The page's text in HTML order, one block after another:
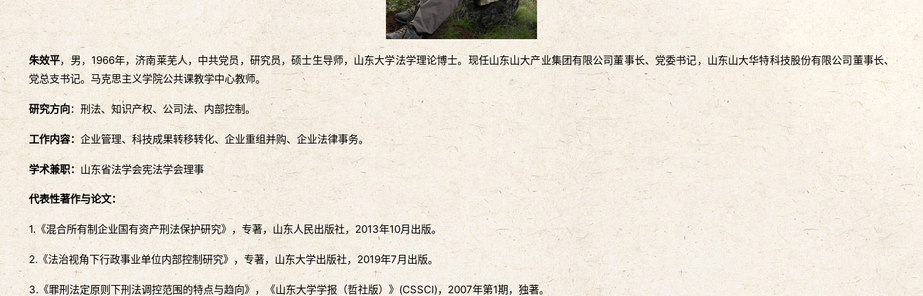
朱效平，男，1966年，济南莱芜人，中共党员，研究员，硕士生导师，山东大学法学理论博士。现任山东山大产业集团有限公司董事长、党委书记，山东山大华特科技股份有限公司董事长、
党总支书记。马克思主义学院公共课教学中心教师。
研究方向：刑法、知识产权、公司法、内部控制。
工作内容： 企业管理、科技成果转移转化、企业重组并购、企业法律事务。
学术兼职： 山东省法学会宪法学会理事
代表性著作与论文：
1.《混合所有制企业国有资产刑法保护研究》，专著，山东人民出版社，2013年10月出版。
2.《法治视角下行政事业单位内部控制研究》，专著，山东大学出版社，2019年7月出版。
3.《罪刑法定原则下刑法调控范围的特点与趋向》，《山东大学学报（哲社版）》(CSSCI)，2007年第1期，独著。